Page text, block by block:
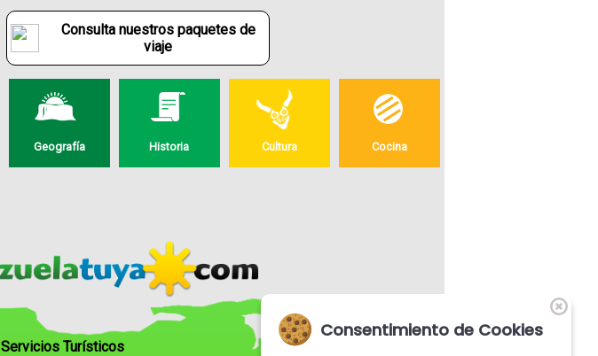
Consulta nuestros paquetes de
viaje
Geografía Historia Cultura Cocina
Servicios Turísticos
Consentimiento de Cookies